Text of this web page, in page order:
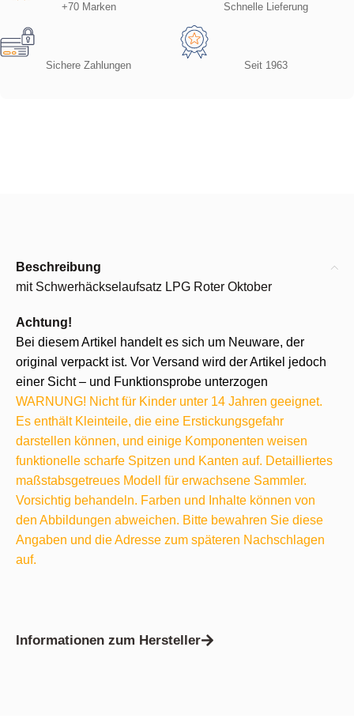
+70 Marken Schnelle Lieferung
Sichere Zahlungen Seit 1963
Beschreibung
mit Schwerhäckselaufsatz LPG Roter Oktober
Achtung!
Bei diesem Artikel handelt es sich um Neuware, der
original verpackt ist. Vor Versand wird der Artikel jedoch
einer Sicht – und Funktionsprobe unterzogen
WARNUNG! Nicht für Kinder unter 14 Jahren geeignet.
Es enthält Kleinteile, die eine Erstickungsgefahr
darstellen können, und einige Komponenten weisen
funktionelle scharfe Spitzen und Kanten auf. Detailliertes
maßstabsgetreues Modell für erwachsene Sammler.
Vorsichtig behandeln. Farben und Inhalte können von
den Abbildungen abweichen. Bitte bewahren Sie diese
Angaben und die Adresse zum späteren Nachschlagen
auf.
Informationen zum Hersteller